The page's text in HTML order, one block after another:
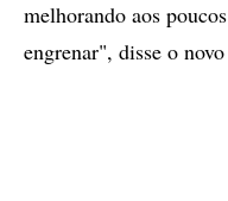
melhorando aos
engrenar", disse o